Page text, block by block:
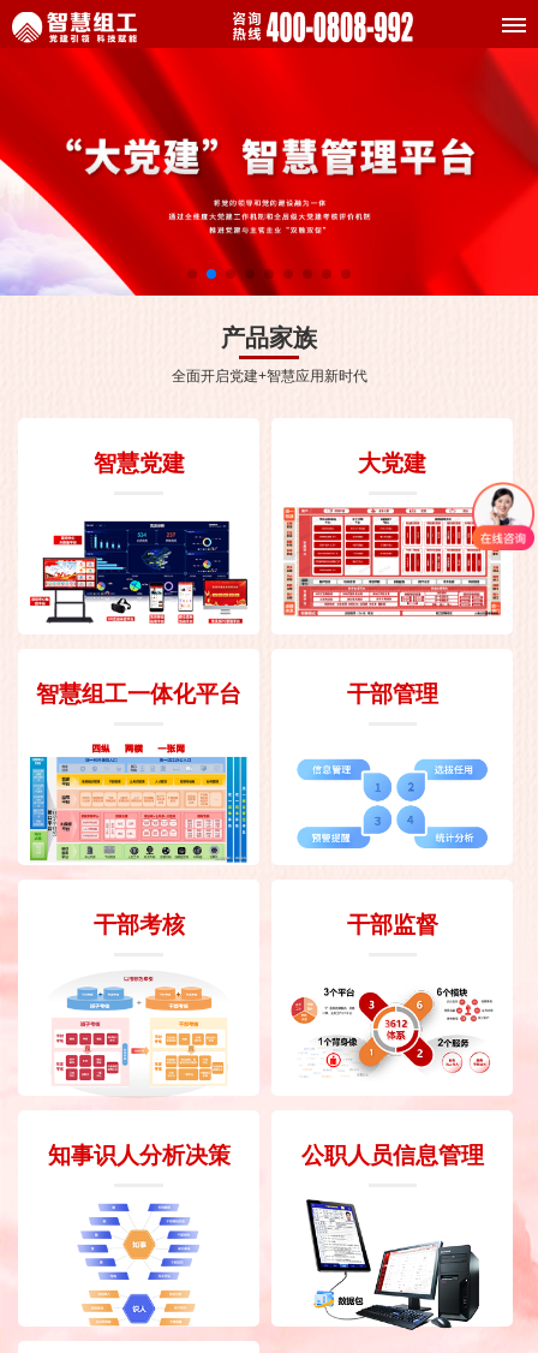
产品家族
全面开启党建+智慧应用新时代
智慧党建 大党建
智慧组工一体化平台 干部管理
干部考核 干部监督
知事识人分析决策 公职人员信息管理